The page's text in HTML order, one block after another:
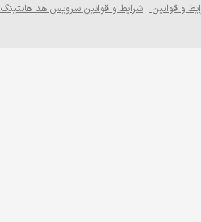
و قوانین شرایط و قوانین سرویس هد هانتینگ